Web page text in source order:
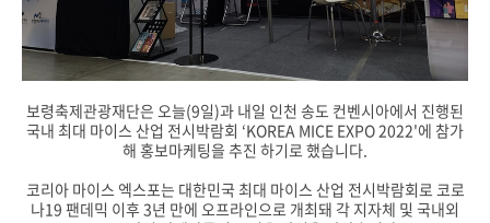
보령축제관광재단은 오늘(9일)과 내일 인천 송도 컨벤시아에서 진행된
국내 최대 마이스 산업 전시박람회 ‘KOREA MICE EXPO 2022'에 참가
해 홍보마케팅을 추진 하기로 했습니다.
코리아 마이스 엑스포는 대한민국 최대 마이스 산업 전시박람회로 코로
나19 팬데믹 이후 3년 만에 오프라인으로 개최돼 각 지자체 및 국내외